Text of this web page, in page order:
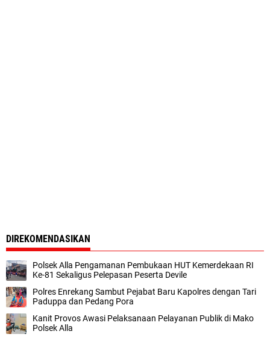
DIREKOMENDASIKAN
Polsek Alla Pengamanan Pembukaan HUT Kemerdekaan RI
Ke-81 Sekaligus Pelepasan Peserta Devile
Polres Enrekang Sambut Pejabat Baru Kapolres dengan Tari
Paduppa dan Pedang Pora
Kanit Provos Awasi Pelaksanaan Pelayanan Publik di Mako
Polsek Alla